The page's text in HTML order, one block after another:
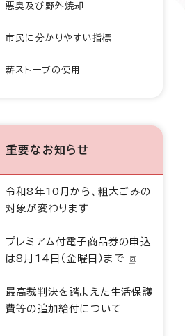
悪臭及び野外焼却
市民に分かりやすい指標
薪ストーブの使用
重要なお知らせ
令和8年10月から、粗大ごみの
対象が変わります
プレミアム付電子商品券の申込
は8月14日（金曜日）まで
最高裁判決を踏まえた生活保護
費等の追加給付について